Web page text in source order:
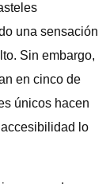
una sensación
Sin embargo,
en cinco de
únicos hacen
lo